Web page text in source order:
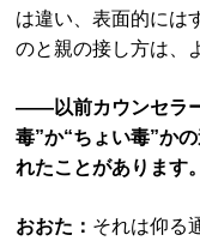
は違い、表面的には
のと親の接し方は、
――以前カウンセラ
毒”か“ちょい毒”か
れたことがあります。
おおた： それは仰る